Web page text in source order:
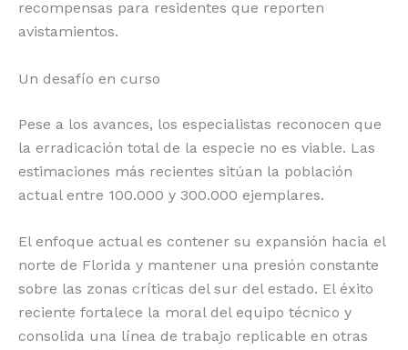
recompensas para residentes que reporten
avistamientos.
Un desafío en curso
Pese a los avances, los especialistas reconocen que
la erradicación total de la especie no es viable. Las
estimaciones más recientes sitúan la población
actual entre 100.000 y 300.000 ejemplares.
El enfoque actual es contener su expansión hacia el
norte de Florida y mantener una presión constante
sobre las zonas críticas del sur del estado. El éxito
reciente fortalece la moral del equipo técnico y
consolida una línea de trabajo replicable en otras